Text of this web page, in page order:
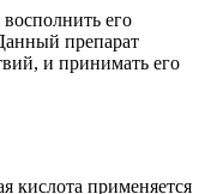
его
препарат
и принимать его
кислота применяется